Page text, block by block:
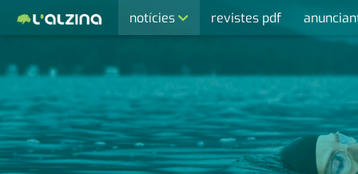
notícies
activitats
agenda
cultura
revistes pdf